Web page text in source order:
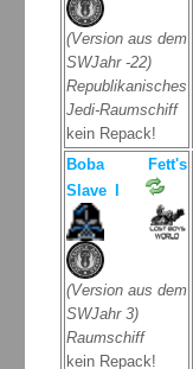
(Version aus dem
SWJahr -22)
Republikanisches
Jedi-Raumschiff
kein Repack!
Boba Fett's
Slave I
(Version aus dem
SWJahr 3)
Raumschiff
kein Repack!